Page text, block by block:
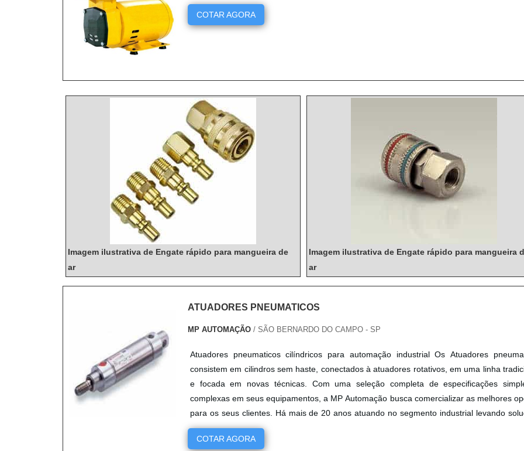
COTAR AGORA
Imagem ilustrativa de Engate rápido para mangueira de
ar
Imagem ilustrativa de Engate rápido para mangueira
ar
ATUADORES PNEUMATICOS
MP AUTOMAÇÃO/ SÃO BERNARDO DO CAMPO - SP
Atuadores pneumaticos cilíndricos para automação industrial Os Atuadores
consistem em cilindros sem haste, conectados à atuadores rotativos, em uma linha
e focada em novas técnicas. Com uma seleção completa de especificações
complexas em seus equipamentos, a MP Automação busca comercializar as melhores
para os seus clientes. Há mais de 20 anos atuando no segmento industrial levando
em produtos d....
COTAR AGORA